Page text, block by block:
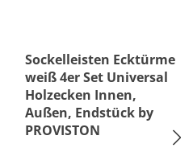
Sockelleisten Ecktürme
weiß 4er Set Universal
Holzecken Innen,
Außen, Endstück by
PROVISTON